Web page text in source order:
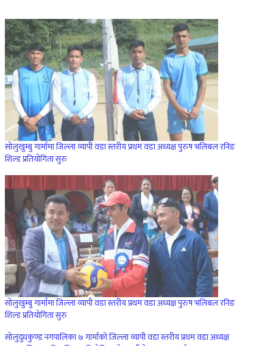
सोलुखुम्बु गार्मामा जिल्ला व्यापी वडा स्तरीय प्रथम वडा अध्यक्ष पुरुष भलिबल रनिङ
शिल्ड प्रतियोगिता सुरु
सोलुखुम्बु गार्मामा जिल्ला व्यापी वडा स्तरीय प्रथम वडा अध्यक्ष पुरुष भलिबल रनिङ
शिल्ड प्रतियोगिता सुरु
सोलुदुधकुण्ड नगपालिका ७ गार्माको जिल्ला व्यापी वडा स्तरीय प्रथम वडा अध्यक्ष